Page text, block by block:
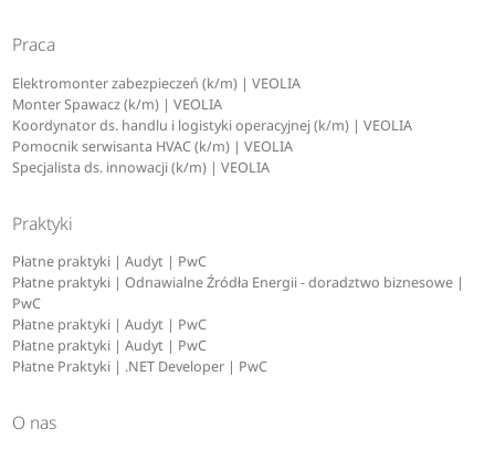
Praca
Elektromonter zabezpieczeń (k/m) | VEOLIA
Monter Spawacz (k/m) | VEOLIA
Koordynator ds. handlu i logistyki operacyjnej (k/m) | VEOLIA
Pomocnik serwisanta HVAC (k/m) | VEOLIA
Specjalista ds. innowacji (k/m) | VEOLIA
Praktyki
Płatne praktyki | Audyt | PwC
Płatne praktyki | Odnawialne Źródła Energii - doradztwo biznesowe |
PwC
Płatne praktyki | Audyt | PwC
Płatne praktyki | Audyt | PwC
Płatne Praktyki | .NET Developer | PwC
O nas